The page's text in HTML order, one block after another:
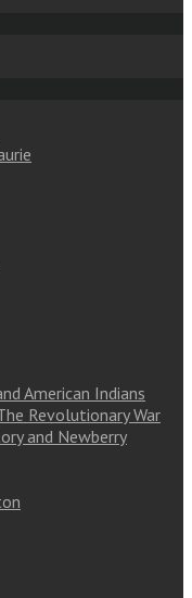
American Indians
Revolutionary War
and Newberry